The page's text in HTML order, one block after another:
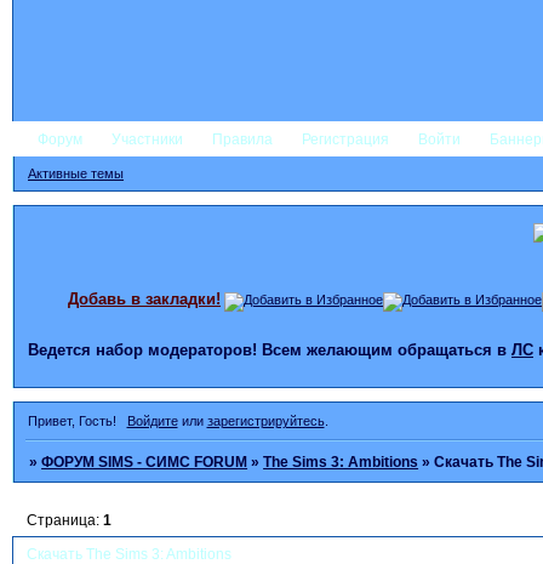
Форум Участники Правила Регистрация Войти
Активные темы
Добавь в закладки!
Ведется набор модераторов! Всем желающим обращаться в ЛС
Привет, Гость! Войдитеили зарегистрируйтесь.
»ФОРУМ SIMS - СИМС FORUM »The Sims 3: Ambitions »Скачать The
Скачать The Sims 3: Ambitions
Страница:1